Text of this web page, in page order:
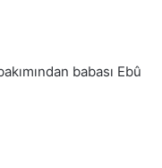
babası Ebû